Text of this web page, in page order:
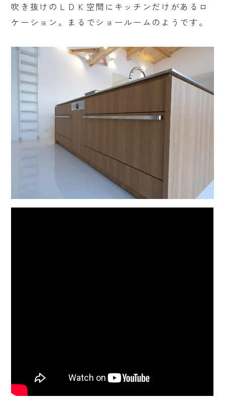
吹き抜けのＬＤＫ空間にキッチンだけがあるロ
ケーション。まるでショールームのようです。